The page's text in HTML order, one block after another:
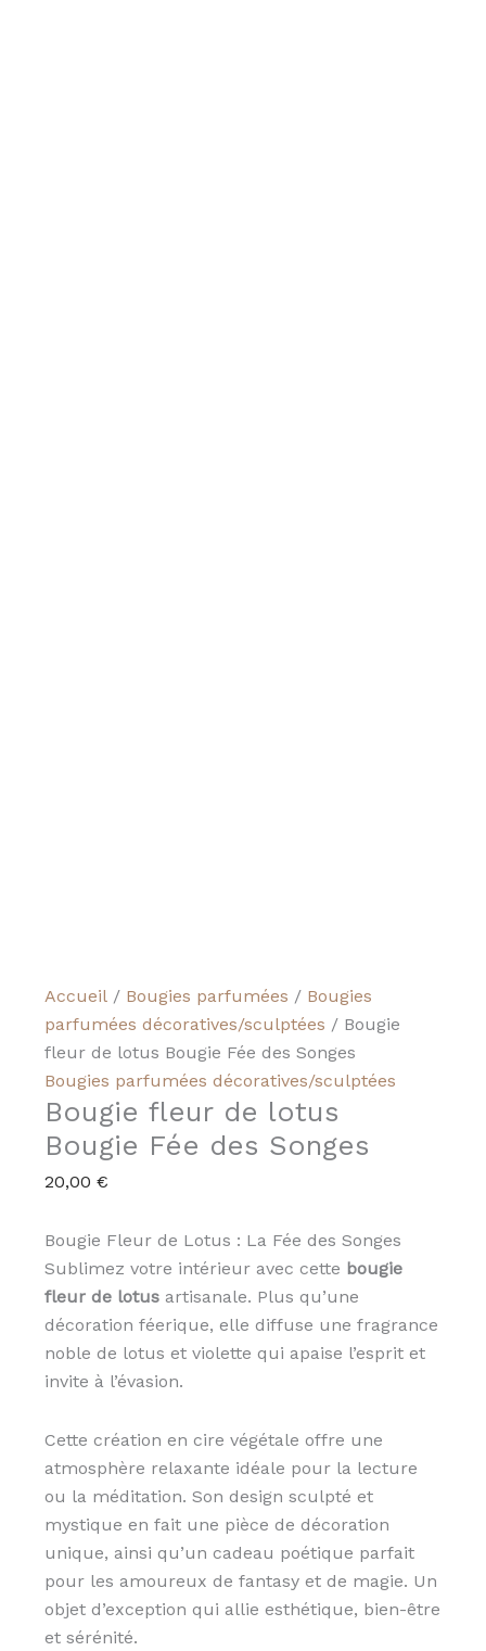
Accueil/ Bougies parfumées / Bougies
parfumées décoratives/sculptées / Bougie
fleur de lotus Bougie Fée des Songes
Bougies parfumées décoratives/sculptées
Bougie fleur de lotus
Bougie Fée des Songes
20,00 €
Bougie Fleur de Lotus : La Fée des Songes
Sublimez votre intérieur avec cette bougie
fleur de lotusartisanale. Plus qu’une
décoration féerique, elle diffuse une fragrance
noble de lotus et violette qui apaise l’esprit et
invite à l’évasion.
Cette création en cire végétale offre une
atmosphère relaxante idéale pour la lecture
ou la méditation. Son design sculpté et
mystique en fait une pièce de décoration
unique, ainsi qu’un cadeau poétique parfait
pour les amoureux de fantasy et de magie. Un
objet d’exception qui allie esthétique, bien-être
et sérénité.